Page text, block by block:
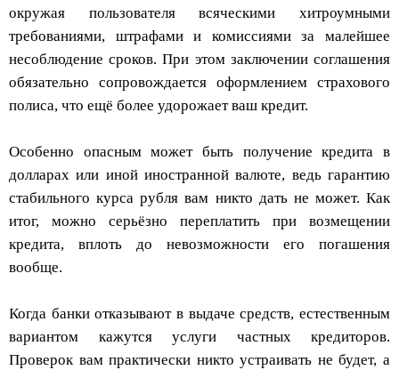
окружая пользователя всяческими хитроумными
требованиями, штрафами и комиссиями за малейшее
несоблюдение сроков. При этом заключении соглашения
обязательно сопровождается оформлением страхового
полиса, что ещё более удорожает ваш кредит.
Особенно опасным может быть получение кредита в
долларах или иной иностранной валюте, ведь гарантию
стабильного курса рубля вам никто дать не может. Как
итог, можно серьёзно переплатить при возмещении
кредита, вплоть до невозможности его погашения
вообще.
Когда банки отказывают в выдаче средств, естественным
вариантом кажутся услуги частных кредиторов.
Проверок вам практически никто устраивать не будет, а